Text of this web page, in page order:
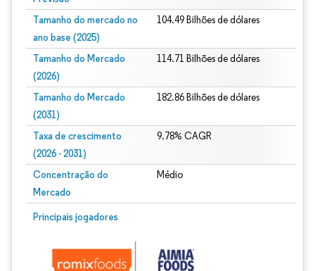
Tamanho do mercado no
ano base (2025)
104.49 Bilhões de dólares
Tamanho do Mercado
(2026)
114.71 Bilhões de dólares
Tamanho do Mercado
(2031)
182.86 Bilhões de dólares
Taxa de crescimento
(2026 - 2031)
9.78% CAGR
Concentração do
Mercado
Médio
Principais jogadores
Imagem © Mordor Intelligence. O reuso requer atribuição conforme CC BY 4.0.